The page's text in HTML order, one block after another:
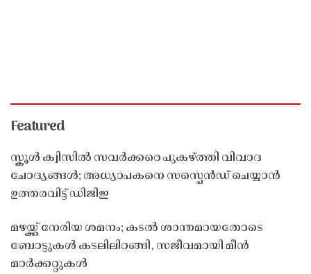
Featured
സ്കൂൾ ക്വിസിൽ സവർക്കറെ പുകഴ്ത്തി വിവാദ
ചോദ്യങ്ങൾ; അധ്യാപകനെ സസ്പെൻഡ് ചെയ്യാൻ
ഉത്തരവിട്ട് ഡിജിഇ
മഴയ്ക്ക് നേരിയ ശമനം; കടൽ ശാന്തമായതോടെ
ബോട്ടുകൾ കടലിലിറങ്ങി, സജീവമായി മീൻ
മാർക്കറ്റുകൾ